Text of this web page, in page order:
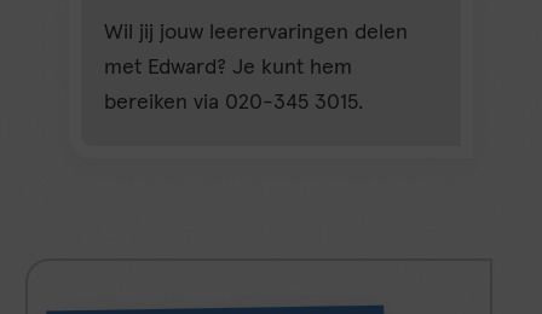
Wil jij jouw leerervaringen delen
met Edward? Je kunt hem
bereiken via 020-345 3015.